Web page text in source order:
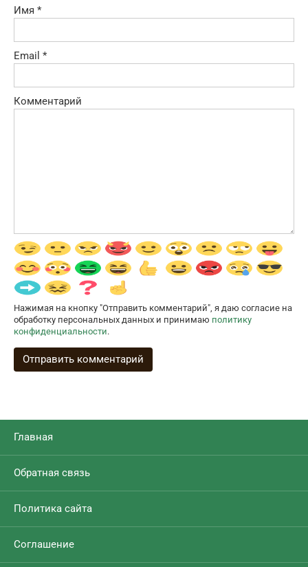
Имя *
Email *
Комментарий
Нажимая на кнопку "Отправить комментарий", я даю согласие на
обработку персональных данных и принимаю политику
конфиденциальности.
Главная
Обратная связь
Политика сайта
Соглашение